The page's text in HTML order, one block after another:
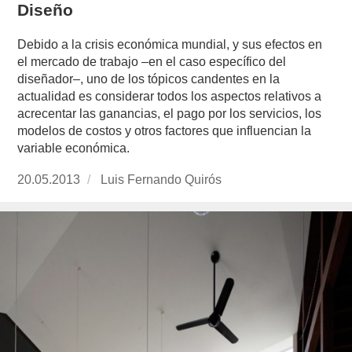
Diseño
Debido a la crisis económica mundial, y sus efectos en
el mercado de trabajo –en el caso específico del
diseñador–, uno de los tópicos candentes en la
actualidad es considerar todos los aspectos relativos a
acrecentar las ganancias, el pago por los servicios, los
modelos de costos y otros factores que influencian la
variable económica.
Publicado
20.05.2013
https://www.experimenta.es/author/luis-
Luis Fernando Quirós